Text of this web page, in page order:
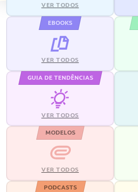
VER TODOS
EBOOKS
VER TODOS
GUIA DE TENDÊNCIAS
VER TODOS
MODELOS
VER TODOS
PODCASTS